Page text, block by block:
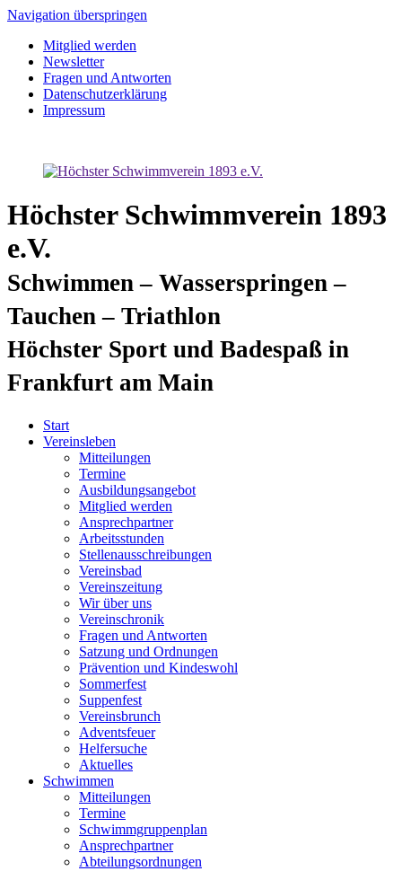
Navigation überspringen
Mitglied werden
Newsletter
Fragen und Antworten
Datenschutzerklärung
Impressum
Höchster Schwimmverein 1893
e.V.
Schwimmen – Wasserspringen –
Tauchen – Triathlon
Höchster Sport und Badespaß in
Frankfurt am Main
Start
Vereinsleben
Mitteilungen
Termine
Ausbildungsangebot
Mitglied werden
Ansprechpartner
Arbeitsstunden
Stellenausschreibungen
Vereinsbad
Vereinszeitung
Wir über uns
Vereinschronik
Fragen und Antworten
Satzung und Ordnungen
Prävention und Kindeswohl
Sommerfest
Suppenfest
Vereinsbrunch
Adventsfeuer
Helfersuche
Aktuelles
Schwimmen
Mitteilungen
Termine
Schwimmgruppenplan
Ansprechpartner
Abteilungsordnungen